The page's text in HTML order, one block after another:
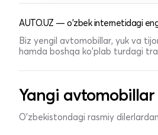
AUTO.UZ — o'zbek internetidagi
Biz yengil avtomobillar, yuk va
hamda boshqa ko'plab turdagi
Yangi avtomobillar
O'zbekistondagi rasmiy